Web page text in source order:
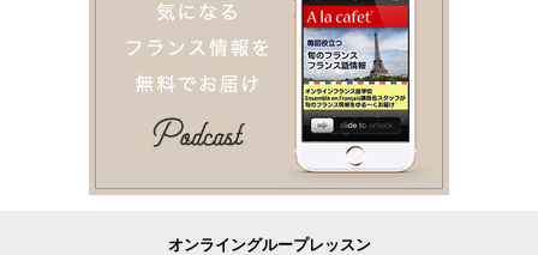
オンライングループレッスン